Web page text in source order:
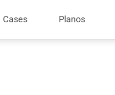
Cases Planos